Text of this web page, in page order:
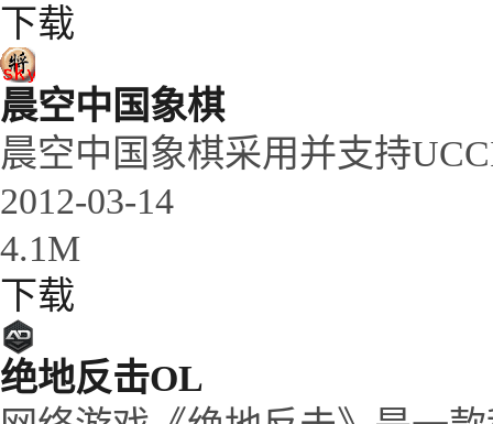
下载
晨空中国象棋
晨空中国象棋采用并支持
2012-03-14
4.1M
下载
绝地反击OL